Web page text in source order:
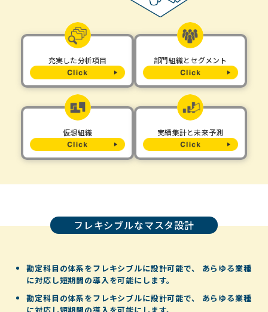
充実した分析項目 部門組織とセグメント
仮想組織 実績集計と未来予測
フレキシブルなマスタ設計
勘定科目の体系をフレキシブルに設計可能で、
あらゆる業種
に対応し短期間の導入を可能にします。
勘定科目の体系をフレキシブルに設計可能で、
あらゆる業種